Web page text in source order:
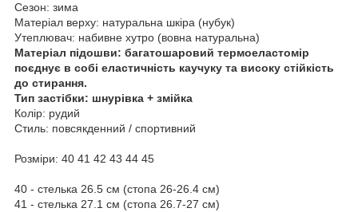
Сезон: зима
Матеріал верху: натуральна шкіра (нубук)
Утеплювач: набивне хутро (вовна натуральна)
Матеріал підошви: багатошаровий термоеластомір
поєднує в собі еластичність каучуку та високу стійкість
до стирання.
Тип застібки: шнурівка + змійка
Колір: рудий
Стиль: повсякденний / спортивний
Розміри: 40 41 42 43 44 45
40 - стелька 26.5 см (стопа 26-26.4 см)
41 - стелька 27.1 см (стопа 26.7-27 см)